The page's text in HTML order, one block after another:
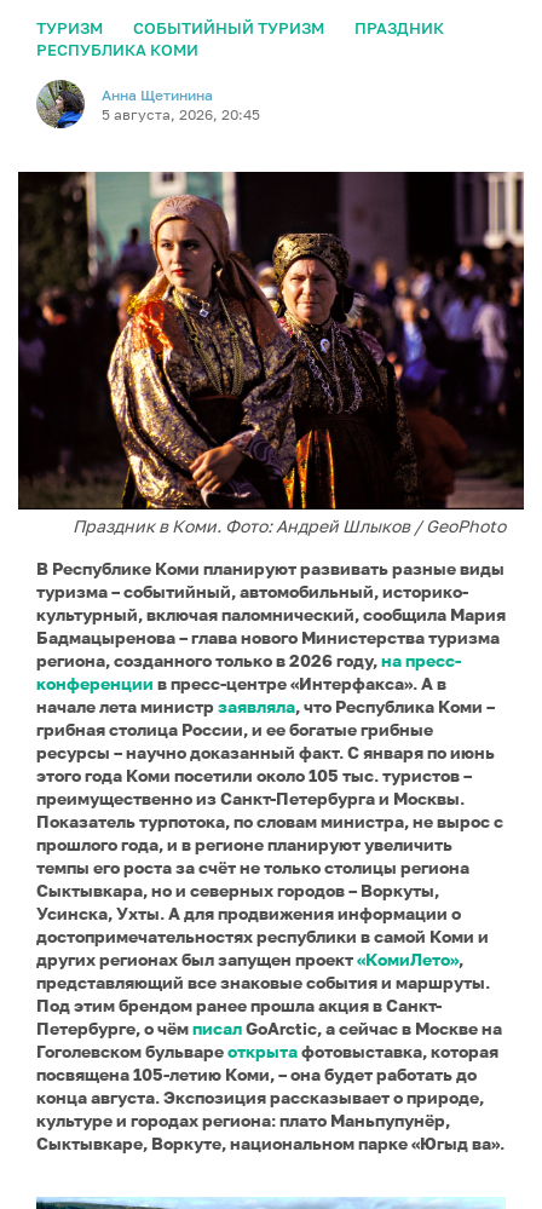
ТУРИЗМ СОБЫТИЙНЫЙ ТУРИЗМ
ПРАЗДНИК
РЕСПУБЛИКА КОМИ
Анна Щетинина
5 августа, 2026, 20:45
Праздник в Коми. Фото: Андрей Шлыков / GeoPhoto
В Республике Коми планируют развивать разные виды
туризма – событийный, автомобильный, историко-
культурный, включая паломнический, сообщила Мария
Бадмацыренова – глава нового Министерства туризма
региона, созданного только в 2026 году,на пресс-
конференции в пресс-центре «Интерфакса». А в
начале лета министрзаявляла, что Республика Коми –
грибная столица России, и ее богатые грибные
ресурсы – научно доказанный факт. С января по июнь
этого года Коми посетили около 105 тыс. туристов –
преимущественно из Санкт-Петербурга и Москвы.
Показатель турпотока, по словам министра, не вырос с
прошлого года, и в регионе планируют увеличить
темпы его роста за счёт не только столицы региона
Сыктывкара, но и северных городов – Воркуты,
Усинска, Ухты. А для продвижения информации о
достопримечательностях республики в самой Коми и
других регионах был запущен проект«КомиЛето»,
представляющий все знаковые события и маршруты.
Под этим брендом ранее прошла акция в Санкт-
Петербурге, о чёмписалGoArctic, а сейчас в Москве на
Гоголевском бульвареоткрытафотовыставка, которая
посвящена 105-летию Коми, – она будет работать до
конца августа. Экспозиция рассказывает о природе,
культуре и городах региона: плато Маньпупунёр,
Сыктывкаре, Воркуте, национальном парке «Югыд ва».